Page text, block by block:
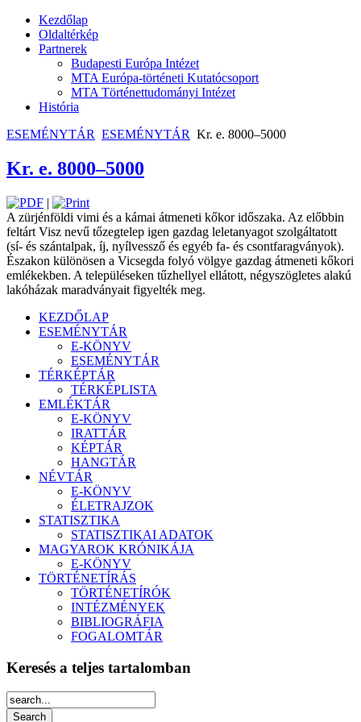
Kezdőlap
Oldaltérkép
Partnerek
Budapesti Európa Intézet
MTA Európa-történeti Kutatócsoport
MTA Történettudományi Intézet
História
ESEMÉNYTÁR ESEMÉNYTÁR Kr. e. 8000–5000
Kr. e. 8000–5000
|
A zürjénföldi vimi és a kámai átmeneti kőkor időszaka. Az előbbin
feltárt Visz nevű tőzegtelep igen gazdag leletanyagot szolgáltatott
(sí- és szántalpak, íj, nyílvessző és egyéb fa- és csontfaragványok).
Északon különösen a Vicsegda folyó völgye gazdag átmeneti ­kőkori
emlékekben. A településeken tűzhellyel ellátott, négyszögletes alakú
lakóházak maradványait figyelték meg.
KEZDŐLAP
ESEMÉNYTÁR
E-KÖNYV
ESEMÉNYTÁR
TÉRKÉPTÁR
TÉRKÉPLISTA
EMLÉKTÁR
E-KÖNYV
IRATTÁR
KÉPTÁR
HANGTÁR
NÉVTÁR
E-KÖNYV
ÉLETRAJZOK
STATISZTIKA
STATISZTIKAI ADATOK
MAGYAROK KRÓNIKÁJA
E-KÖNYV
TÖRTÉNETÍRÁS
TÖRTÉNETÍRÓK
INTÉZMÉNYEK
BIBLIOGRÁFIA
FOGALOMTÁR
Keresés a teljes tartalomban